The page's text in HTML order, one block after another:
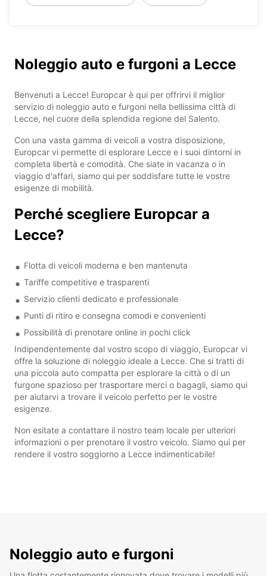
Noleggio auto e furgoni a Lecce
Benvenuti a Lecce! Europcar è qui per offrirvi il miglior
servizio di noleggio auto e furgoni nella bellissima città di
Lecce, nel cuore della splendida regione del Salento.
Con una vasta gamma di veicoli a vostra disposizione,
Europcar vi permette di esplorare Lecce e i suoi dintorni in
completa libertà e comodità. Che siate in vacanza o in
viaggio d'affari, siamo qui per soddisfare tutte le vostre
esigenze di mobilità.
Perché scegliere Europcar a
Lecce?
Flotta di veicoli moderna e ben mantenuta
Tariffe competitive e trasparenti
Servizio clienti dedicato e professionale
Punti di ritiro e consegna comodi e convenienti
Possibilità di prenotare online in pochi click
Indipendentemente dal vostro scopo di viaggio, Europcar vi
offre la soluzione di noleggio ideale a Lecce. Che si tratti di
una piccola auto compatta per esplorare la città o di un
furgone spazioso per trasportare merci o bagagli, siamo qui
per aiutarvi a trovare il veicolo perfetto per le vostre
esigenze.
Non esitate a contattare il nostro team locale per ulteriori
informazioni o per prenotare il vostro veicolo. Siamo qui per
rendere il vostro soggiorno a Lecce indimenticabile!
Noleggio auto e furgoni